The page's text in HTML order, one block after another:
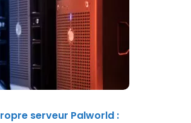
serveur Palworld :